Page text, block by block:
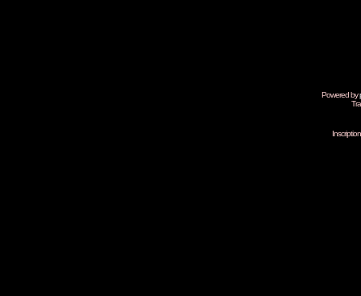
Powered by